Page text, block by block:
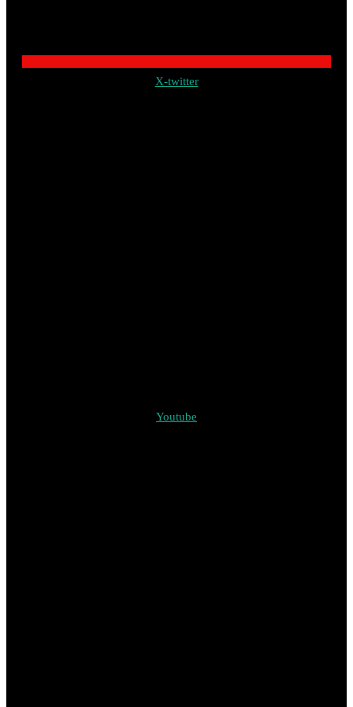
X-twitter
Youtube